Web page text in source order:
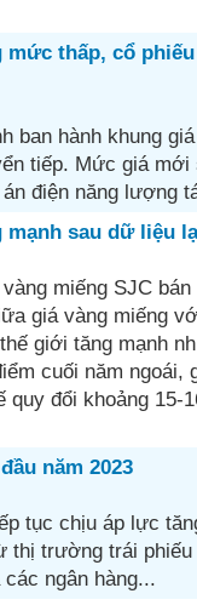
thấp, cổ
ban hành khung
tiếp. Mức giá mới
điện năng lượng
sau dữ liệu
miếng SJC
giá vàng miếng
giới tăng mạnh
cuối năm ngoái,
quy đổi khoảng 15-
năm 2023
tục chịu áp lực
thị trường trái phiếu
ngân hàng...